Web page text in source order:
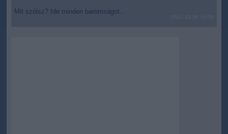
Mit szólsz? Ide minden baromságot...